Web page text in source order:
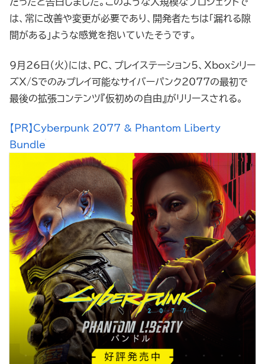
だったと告白しました。このような大規模なプロジェクトで
は、常に改善や変更が必要であり、開発者たちは「漏れる隙
間がある」ような感覚を抱いていたそうです。
9月26日（火）には、PC、プレイステーション5、Xboxシリー
ズX/Sでのみプレイ可能なサイバーパンク2077の最初で
最後の拡張コンテンツ『仮初めの自由』がリリースされる。
【PR】Cyberpunk 2077 & Phantom Liberty
Bundle